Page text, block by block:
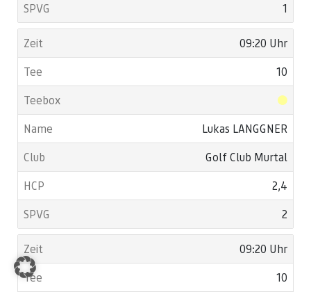
1
09:20 Uhr
10
Lukas LANGGNER
Golf Club Murtal
2,4
2
09:20 Uhr
10